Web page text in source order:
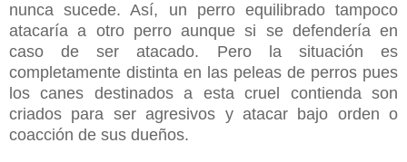
nunca sucede. Así, un perro equilibrado tampoco
atacaría a otro perro aunque si se defendería en
caso de ser atacado. Pero la situación es
completamente distinta en las peleas de perros pues
los canes destinados a esta cruel contienda son
criados para ser agresivos y atacar bajo orden o
coacción de sus dueños.